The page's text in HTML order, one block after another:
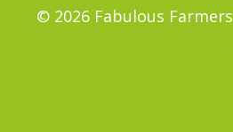
© 2026 Fabulous Farmers